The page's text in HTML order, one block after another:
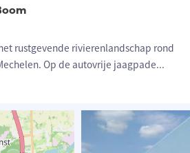
rustgevende rivierenlandschap rond
Op de autovrije jaagpade...